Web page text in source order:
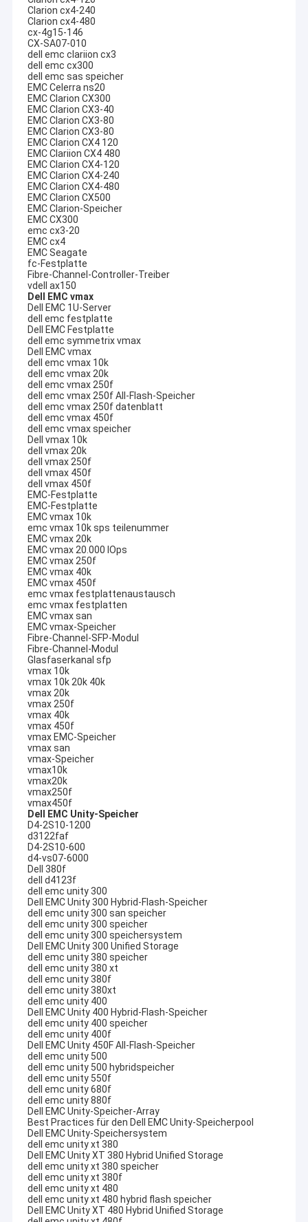
Haus
Produkte
Über uns
Fabrik-Ausflug
Qualitätskontrolle
Treten Sie mit uns in Verbindung
Fordern Sie ein Zitat
Einheits-Speicher DELLS EMC
Speicher DELLS EMC VNX
Daten-Gebiet DELLS EMC
DELL EMC Powerstore
DELL EMC Isilon
Clarion cx4-240
Clarion cx4-480
cx-4g15-146
CX-SA07-010
dell emc clariion cx3
dell emc cx300
dell emc sas speicher
EMC Celerra ns20
EMC Clarion CX300
EMC Clarion CX3-40
EMC Clarion CX3-80
EMC Clarion CX3-80
EMC Clarion CX4 120
EMC Clariion CX4 480
EMC Clarion CX4-120
EMC Clarion CX4-240
EMC Clarion CX4-480
EMC Clarion CX500
EMC Clarion-Speicher
EMC CX300
emc cx3-20
EMC cx4
EMC Seagate
fc-Festplatte
Fibre-Channel-Controller-Treiber
vdell ax150
Dell EMC vmax
Dell EMC 1U-Server
dell emc festplatte
Dell EMC Festplatte
dell emc symmetrix vmax
Dell EMC vmax
dell emc vmax 10k
dell emc vmax 20k
dell emc vmax 250f
dell emc vmax 250f All-Flash-Speicher
dell emc vmax 250f datenblatt
dell emc vmax 450f
dell emc vmax speicher
Dell vmax 10k
dell vmax 20k
dell vmax 250f
dell vmax 450f
dell vmax 450f
EMC-Festplatte
EMC-Festplatte
EMC vmax 10k
emc vmax 10k sps teilenummer
EMC vmax 20k
EMC vmax 20.000 IOps
EMC vmax 250f
EMC vmax 40k
EMC vmax 450f
emc vmax festplattenaustausch
emc vmax festplatten
EMC vmax san
EMC vmax-Speicher
Fibre-Channel-SFP-Modul
Fibre-Channel-Modul
Glasfaserkanal sfp
vmax 10k
vmax 10k 20k 40k
vmax 20k
vmax 250f
vmax 40k
vmax 450f
vmax EMC-Speicher
vmax san
vmax-Speicher
vmax10k
vmax20k
vmax250f
vmax450f
Dell EMC Unity-Speicher
D4-2S10-1200
d3122faf
D4-2S10-600
d4-vs07-6000
Dell 380f
dell d4123f
dell emc unity 300
Dell EMC Unity 300 Hybrid-Flash-Speicher
dell emc unity 300 san speicher
dell emc unity 300 speicher
dell emc unity 300 speichersystem
Dell EMC Unity 300 Unified Storage
dell emc unity 380 speicher
dell emc unity 380 xt
dell emc unity 380f
dell emc unity 380xt
dell emc unity 400
Dell EMC Unity 400 Hybrid-Flash-Speicher
dell emc unity 400 speicher
dell emc unity 400f
Dell EMC Unity 450F All-Flash-Speicher
dell emc unity 500
dell emc unity 500 hybridspeicher
dell emc unity 550f
dell emc unity 680f
dell emc unity 880f
Dell EMC Unity-Speicher-Array
Best Practices für den Dell EMC Unity-Speicherpool
Dell EMC Unity-Speichersystem
dell emc unity xt 380
Dell EMC Unity XT 380 Hybrid Unified Storage
dell emc unity xt 380 speicher
dell emc unity xt 380f
dell emc unity xt 480
dell emc unity xt 480 hybrid flash speicher
Dell EMC Unity XT 480 Hybrid Unified Storage
Peking Boyun wurde im Jahre 2014 gegründet,
von weithin bekannten IT-Produkten, damit Unternehmen auf
die Lieferung von IT-Services und von Lösungen der Firma,
Website sich konzentrieren: www.boyunit.net haben wir die
Agenturqualifikation von DELL EMC, NETAPP, Lenovo, Inspur-
Produkte erreicht. Die Firma hat reiche Erfahrung in der
technischen Demonstration, Ausrüstungsauswahl, IT-Service,
IT-Produktzirkulation, Anwendungsentwicklung und in
Verbindung stehende technische Unterstützung und
Kundendienst angesammelt. Mit den hervorragenden Lösungen,
den Benutzern der Firma während der medizinischen, der
Regierung, der Herstellung, Finanz- und anderen Industrien der
Luftfahrt, der Ausbildung, der Telekommunikation